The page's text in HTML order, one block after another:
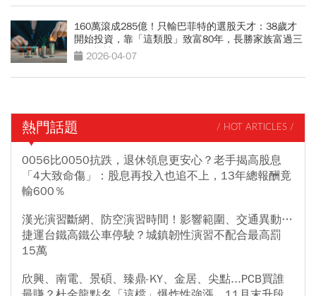
160萬滾成285億！只輸巴菲特的選股天才：38歲才
開始投資，靠「這類股」致富80年，長勝家族富過三
代的祕訣
2026-04-07
熱門話題 / HOT ARTICLES /
0056比0050抗跌，退休領息更安心？老手揭高股息
「4大致命傷」：股息再投入也追不上，13年總報酬竟
輸600％
漢光演習斷網、防空演習時間！影響範圍、交通異動…
捷運台鐵高鐵公車停駛？城鎮韌性演習不配合最高罰
15萬
欣興、南電、景碩、臻鼎-KY、金居、尖點...PCB買誰